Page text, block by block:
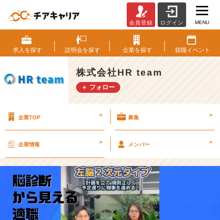
な
た
に
合
っ
た
⭐️
2
次
元
【株
式
会
会員登録 ログイン MENU
求人を探す 説明会を探す 企業を探す 就職イベント
株式会社HR team
＋ フォロー
企業TOP > 募集 >
企業情報 > メンバー >